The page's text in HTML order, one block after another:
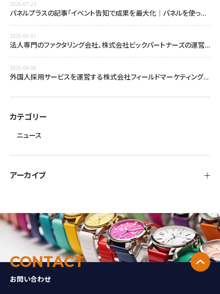
2026.07.23
パネルプラスの記事「イベント告知で成果を最大化｜パネルを使った告知方法を紹介」にて弊社が紹介されました。
2026.06.01
法人専門のファクタリング会社、株式会社ビックパートナーズの運営コラムサイトに当社が紹介されました。
2026.04.06
外国人採用サービスを運営する株式会社フィールドマーケティングシステムズの「おススメの販促会社/SP会社まとめ」に当社が紹介されました
カテゴリー
ニュース
アーカイブ
↑
CONTACT
お問い合わせ